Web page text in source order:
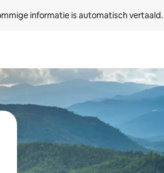
informatie is automatisch vertaald.